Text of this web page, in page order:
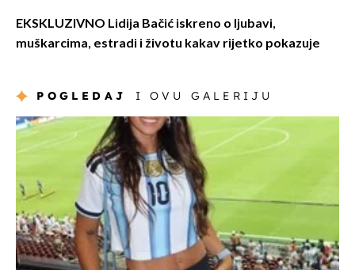
EKSKLUZIVNO Lidija Bačić iskreno o ljubavi,
muškarcima, estradi i životu kakav rijetko pokazuje
POGLEDAJ I OVU GALERIJU